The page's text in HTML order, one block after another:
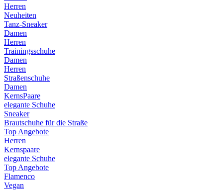
Herren
Neuheiten
Tanz-Sneaker
Damen
Herren
Trainingsschuhe
Damen
Herren
Straßenschuhe
Damen
KernsPaare
elegante Schuhe
Sneaker
Brautschuhe für die Straße
Top Angebote
Herren
Kernspaare
elegante Schuhe
Top Angebote
Flamenco
Vegan